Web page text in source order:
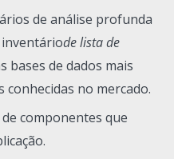
de análise profunda
de lista de
bases de dados mais
no mercado.
componentes que